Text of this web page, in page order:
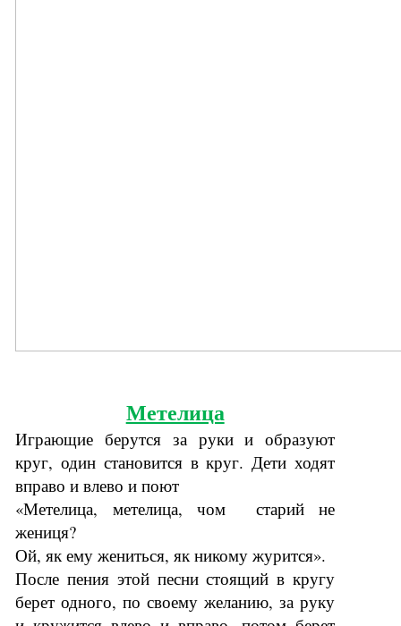
Метелица
Играющие берутся за руки и образуют
круг, один становится в круг. Дети ходят
вправо и влево и поют
«Метелица, метелица, чом старий не
жениця?
Ой, як ему жениться, як никому журится».
После пения этой песни стоящий в кругу
берет одного, по своему желанию, за руку